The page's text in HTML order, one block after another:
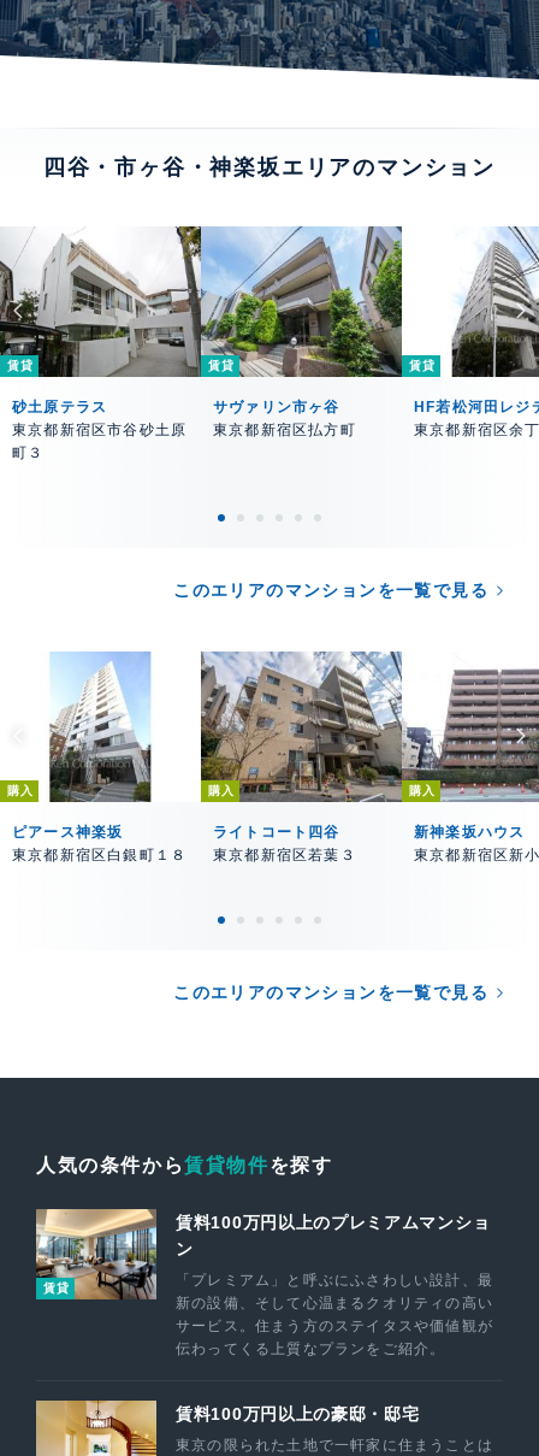
四谷・市ヶ谷・神楽坂エリアのマンション
賃貸
砂土原テラス
東京都新宿区市谷砂土原
町３
賃貸
サヴァリン市ヶ谷
東京都新宿区払方町
賃貸
HF若松河田レジ
東京都新宿区余
このエリアのマンションを一覧で見る
購入
ピアース神楽坂
東京都新宿区白銀町１８
購入
ライトコート四谷
東京都新宿区若葉３
購入
新神楽坂ハウス
東京都新宿区新
このエリアのマンションを一覧で見る
人気の条件から賃貸物件を探す
賃貸
賃料100万円以上のプレミアムマンショ
ン
「プレミアム」と呼ぶにふさわしい設計、最
新の設備、そして心温まるクオリティの高い
サービス。住まう方のステイタスや価値観が
伝わってくる上質なプランをご紹介。
賃料100万円以上の豪邸・邸宅
東京の限られた土地で一軒家に住まうことは